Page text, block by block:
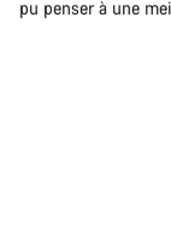
pu penser à une